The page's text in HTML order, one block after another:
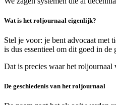
Wat is het roljournaal eigenlijk?
Stel je voor: je bent advocaat met
is dus essentieel om dit goed in de
Dat is precies waar het
De geschiedenis van het roljournaal